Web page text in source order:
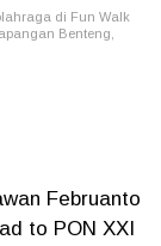
di Fun Walk
Benteng,
Februanto
to PON XXI